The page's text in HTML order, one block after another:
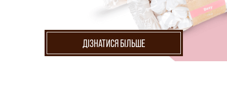
ДІЗНАТИСЯ БІЛЬШЕ